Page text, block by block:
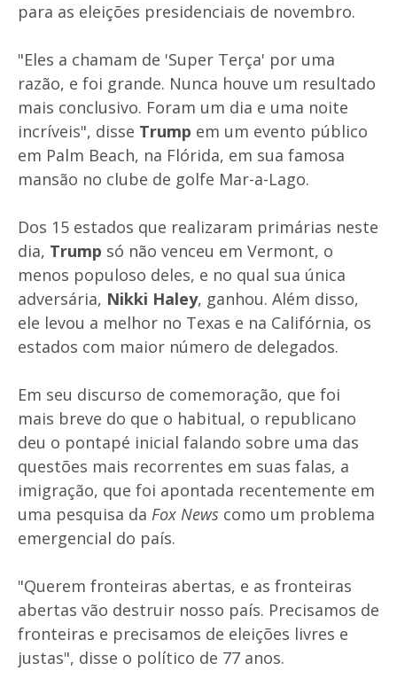
para as eleições presidenciais de novembro.
"Eles a chamam de 'Super Terça' por uma
razão, e foi grande. Nunca houve um resultado
mais conclusivo. Foram um dia e uma noite
incríveis", disse Trump em um evento público
em Palm Beach, na Flórida, em sua famosa
mansão no clube de golfe Mar-a-Lago.
Dos 15 estados que realizaram primárias neste
dia, Trump só não venceu em Vermont, o
menos populoso deles, e no qual sua única
adversária, Nikki Haley, ganhou. Além disso,
ele levou a melhor no Texas e na Califórnia, os
estados com maior número de delegados.
Em seu discurso de comemoração, que foi
mais breve do que o habitual, o republicano
deu o pontapé inicial falando sobre uma das
questões mais recorrentes em suas falas, a
imigração, que foi apontada recentemente em
uma pesquisa da Fox News como um problema
emergencial do país.
"Querem fronteiras abertas, e as fronteiras
abertas vão destruir nosso país. Precisamos de
fronteiras e precisamos de eleições livres e
justas", disse o político de 77 anos.